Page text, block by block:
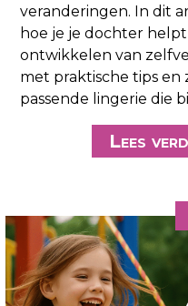
veranderingen. In dit
hoe je je dochter
ontwikkelen van
met praktische tips en
passende lingerie die
Lees